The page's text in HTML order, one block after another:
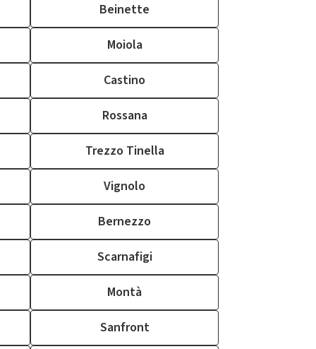
Beinette
Moiola
Castino
Rossana
Trezzo Tinella
Vignolo
Bernezzo
Scarnafigi
Montà
Sanfront